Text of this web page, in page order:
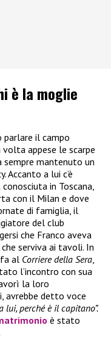
è la moglie
il campo
volta appese le scarpe
sempre mantenuto un
Accanto a lui c’è
conosciuta in Toscana,
con il Milan e dove
di famiglia, il
del club
che Franco aveva
serviva ai tavoli. In
al Corriere della Sera
l’incontro con sua
la loro
avrebbe detto voce
lui, perché è il capitano”.
è stato